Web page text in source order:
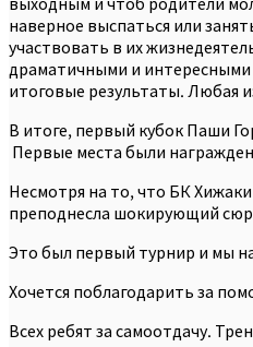
наверное выспаться или
участвовать в их
драматичными и интересными
итоговые результаты. Любая
В итоге, первый кубок Паши
Первые места были
Несмотря на то, что БК
преподнесла шокирующий
Это был первый турнир и мы
Хочется поблагодарить за
Всех ребят за самоотдачу.